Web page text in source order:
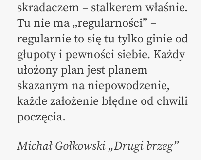
skradaczem – stalkerem właśnie.
Tu nie ma „regularności” –
regularnie to się tu tylko ginie od
głupoty i pewności siebie. Każdy
ułożony plan jest planem
skazanym na niepowodzenie,
każde założenie błędne od chwili
poczęcia.
Michał Gołkowski „Drugi brzeg”